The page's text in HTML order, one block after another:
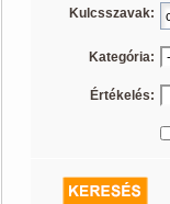
Kulcsszavak:
Kategória:
Értékelés: